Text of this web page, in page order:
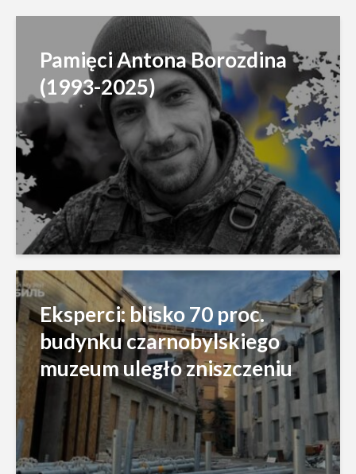
Pamięci Antona Borozdina
(1993-2025)
Eksperci: blisko 70 proc.
budynku czarnobylskiego
muzeum uległo zniszczeniu